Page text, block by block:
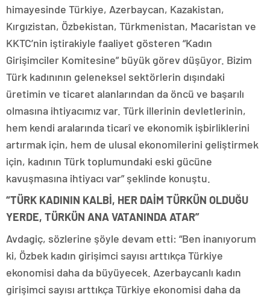
himayesinde Türkiye, Azerbaycan, Kazakistan,
Kırgızistan, Özbekistan, Türkmenistan, Macaristan ve
KKTC’nin iştirakiyle faaliyet gösteren “Kadın
Girişimciler Komitesine” büyük görev düşüyor. Bizim
Türk kadınının geleneksel sektörlerin dışındaki
üretimin ve ticaret alanlarından da öncü ve başarılı
olmasına ihtiyacımız var. Türk illerinin devletlerinin,
hem kendi aralarında ticarî ve ekonomik işbirliklerini
artırmak için, hem de ulusal ekonomilerini geliştirmek
için, kadının Türk toplumundaki eski gücüne
kavuşmasına ihtiyacı var” şeklinde konuştu.
“TÜRK KADININ KALBİ, HER DAİM TÜRKÜN OLDUĞU
YERDE, TÜRKÜN ANA VATANINDA ATAR”
Avdagiç, sözlerine şöyle devam etti: “Ben inanıyorum
ki, Özbek kadın girişimci sayısı arttıkça Türkiye
ekonomisi daha da büyüyecek. Azerbaycanlı kadın
girişimci sayısı arttıkça Türkiye ekonomisi daha da